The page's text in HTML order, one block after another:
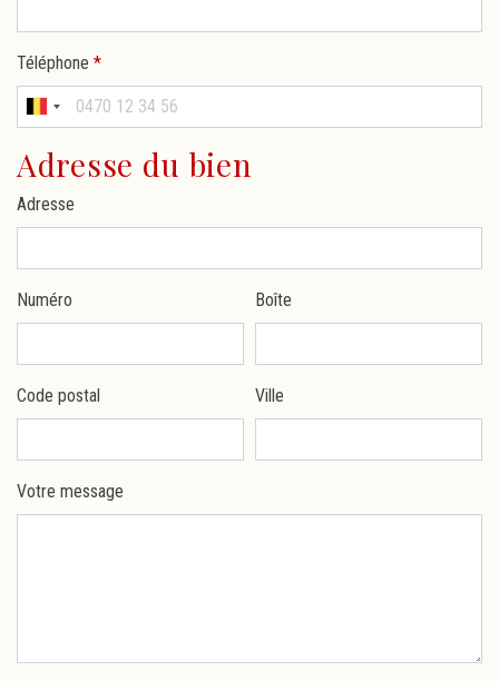
Téléphone *
Adresse du bien
Adresse
Numéro Boîte
Code postal Ville
Votre message